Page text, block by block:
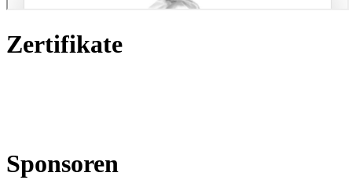
Zertifikate
Sponsoren